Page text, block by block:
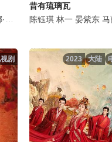
李宝安 朱辉 刘涛 刘凯 红
苏鑫 宋楚炎 周放 周思羽
杰夫·高布伦 杨紫琼
昔有琉璃瓦
陈钰琪 林一 晏紫东 马
剧 大陆
2023